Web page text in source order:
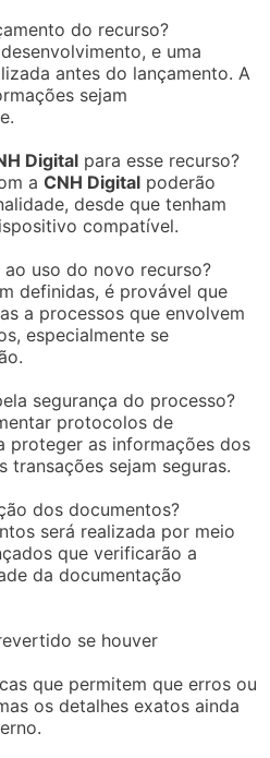
do recurso?
e uma
antes do lançamento. A
sejam
Digital para esse recurso?
aCNH Digital poderão
desde que tenham
compatível.
uso do novo recurso?
definidas, é provável que
a processos que envolvem
especialmente se
segurança do processo?
protocolos de
proteger as informações dos
transações sejam seguras.
dos documentos?
será realizada por meio
que verificarão a
da documentação
se houver
que permitem que erros ou
os detalhes exatos ainda